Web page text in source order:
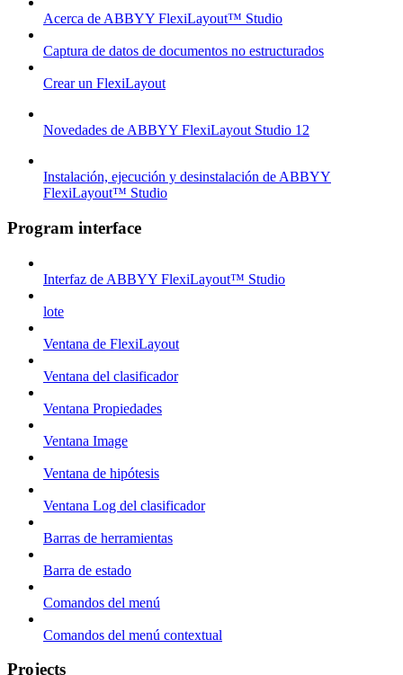
Acerca de ABBYY FlexiLayout™ Studio
Captura de datos de documentos no estructurados
Crear un FlexiLayout
Novedades de ABBYY FlexiLayout Studio 12
Instalación, ejecución y desinstalación de ABBYY
FlexiLayout™ Studio
Program interface
Interfaz de ABBYY FlexiLayout™ Studio
lote
Ventana de FlexiLayout
Ventana del clasificador
Ventana Propiedades
Ventana Image
Ventana de hipótesis
Ventana Log del clasificador
Barras de herramientas
Barra de estado
Comandos del menú
Comandos del menú contextual
Projects